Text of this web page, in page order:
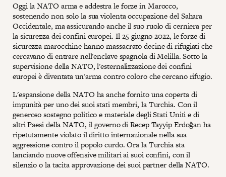
Oggi la NATO arma e addestra le forze in Marocco,
sostenendo non solo la sua violenta occupazione del Sahara
Occidentale, ma assicurando anche il suo ruolo di cerniera per
la sicurezza dei confini europei. Il 25 giugno 2022, le forze di
sicurezza marocchine hanno massacrato decine di rifugiati che
cercavano di entrare nell'enclave spagnola di Melilla. Sotto la
supervisione della NATO, l'esternalizzazione dei confini
europei è diventata un'arma contro coloro che cercano rifugio.
L'espansione della NATO ha anche fornito una coperta di
impunità per uno dei suoi stati membri, la Turchia. Con il
generoso sostegno politico e materiale degli Stati Uniti e di
altri Paesi della NATO, il governo di Recep Tayyip Erdoğan ha
ripetutamente violato il diritto internazionale nella sua
aggressione contro il popolo curdo. Ora la Turchia sta
lanciando nuove offensive militari ai suoi confini, con il
silenzio o la tacita approvazione dei suoi partner della NATO.